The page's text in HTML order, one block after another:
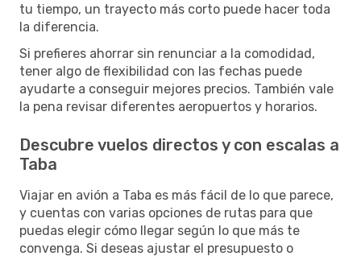
tu tiempo, un trayecto más corto puede hacer toda
la diferencia.
Si prefieres ahorrar sin renunciar a la comodidad,
tener algo de flexibilidad con las fechas puede
ayudarte a conseguir mejores precios. También vale
la pena revisar diferentes aeropuertos y horarios.
Descubre vuelos directos y con escalas a
Taba
Viajar en avión a Taba es más fácil de lo que parece,
y cuentas con varias opciones de rutas para que
puedas elegir cómo llegar según lo que más te
convenga. Si deseas ajustar el presupuesto o